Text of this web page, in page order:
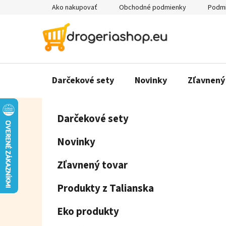
Ako nakupovať Obchodné podmienky
Darčekové sety Novinky
Preskočiť
kategórie
Darčekové sety
Novinky
Zľavnený tovar
Produkty z Talianska
Eko produkty